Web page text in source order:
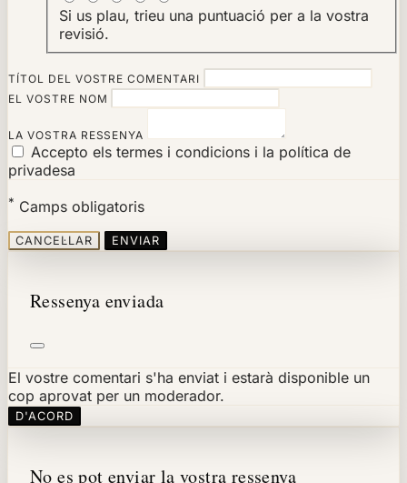
Si us plau, trieu una puntuació per a la vostra
revisió.
TÍTOL DEL VOSTRE COMENTARI
EL VOSTRE NOM
LA VOSTRA RESSENYA
Accepto els termes i condicions i la política de
privadesa
* Camps obligatoris
CANCEL·LAR ENVIAR
Ressenya enviada
El vostre comentari s'ha enviat i estarà disponible un
cop aprovat per un moderador.
D'ACORD
No es pot enviar la vostra ressenya